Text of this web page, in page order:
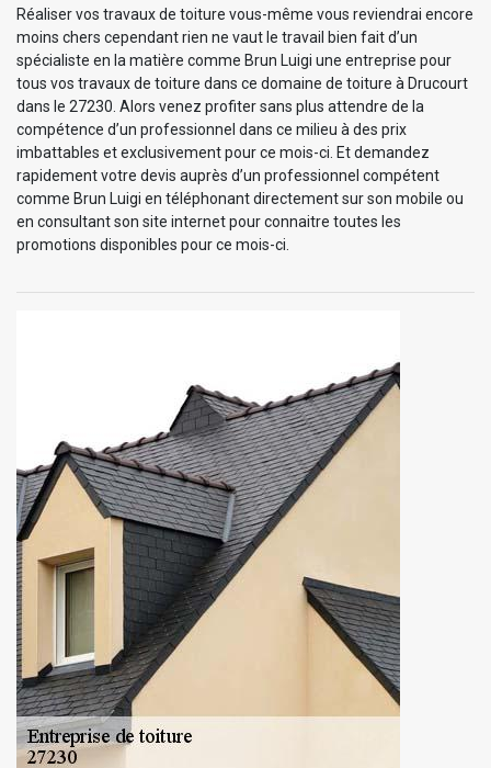
Réaliser vos travaux de toiture vous-même vous reviendrai encore
moins chers cependant rien ne vaut le travail bien fait d’un
spécialiste en la matière comme Brun Luigi une entreprise pour
tous vos travaux de toiture dans ce domaine de toiture à Drucourt
dans le 27230. Alors venez profiter sans plus attendre de la
compétence d’un professionnel dans ce milieu à des prix
imbattables et exclusivement pour ce mois-ci. Et demandez
rapidement votre devis auprès d’un professionnel compétent
comme Brun Luigi en téléphonant directement sur son mobile ou
en consultant son site internet pour connaitre toutes les
promotions disponibles pour ce mois-ci.